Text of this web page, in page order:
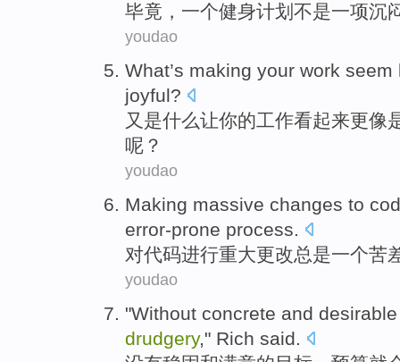
毕竟 ， 一个健身计划 不是一项沉
youdao
What’s making your work seem
joyful?
又是什么让你的工作看起来更像
呢？
youdao
Making massive changes to
error-prone process.
对代码进行重大更改总是一个苦
youdao
"Without concrete and desirable
drudgery," Rich said.